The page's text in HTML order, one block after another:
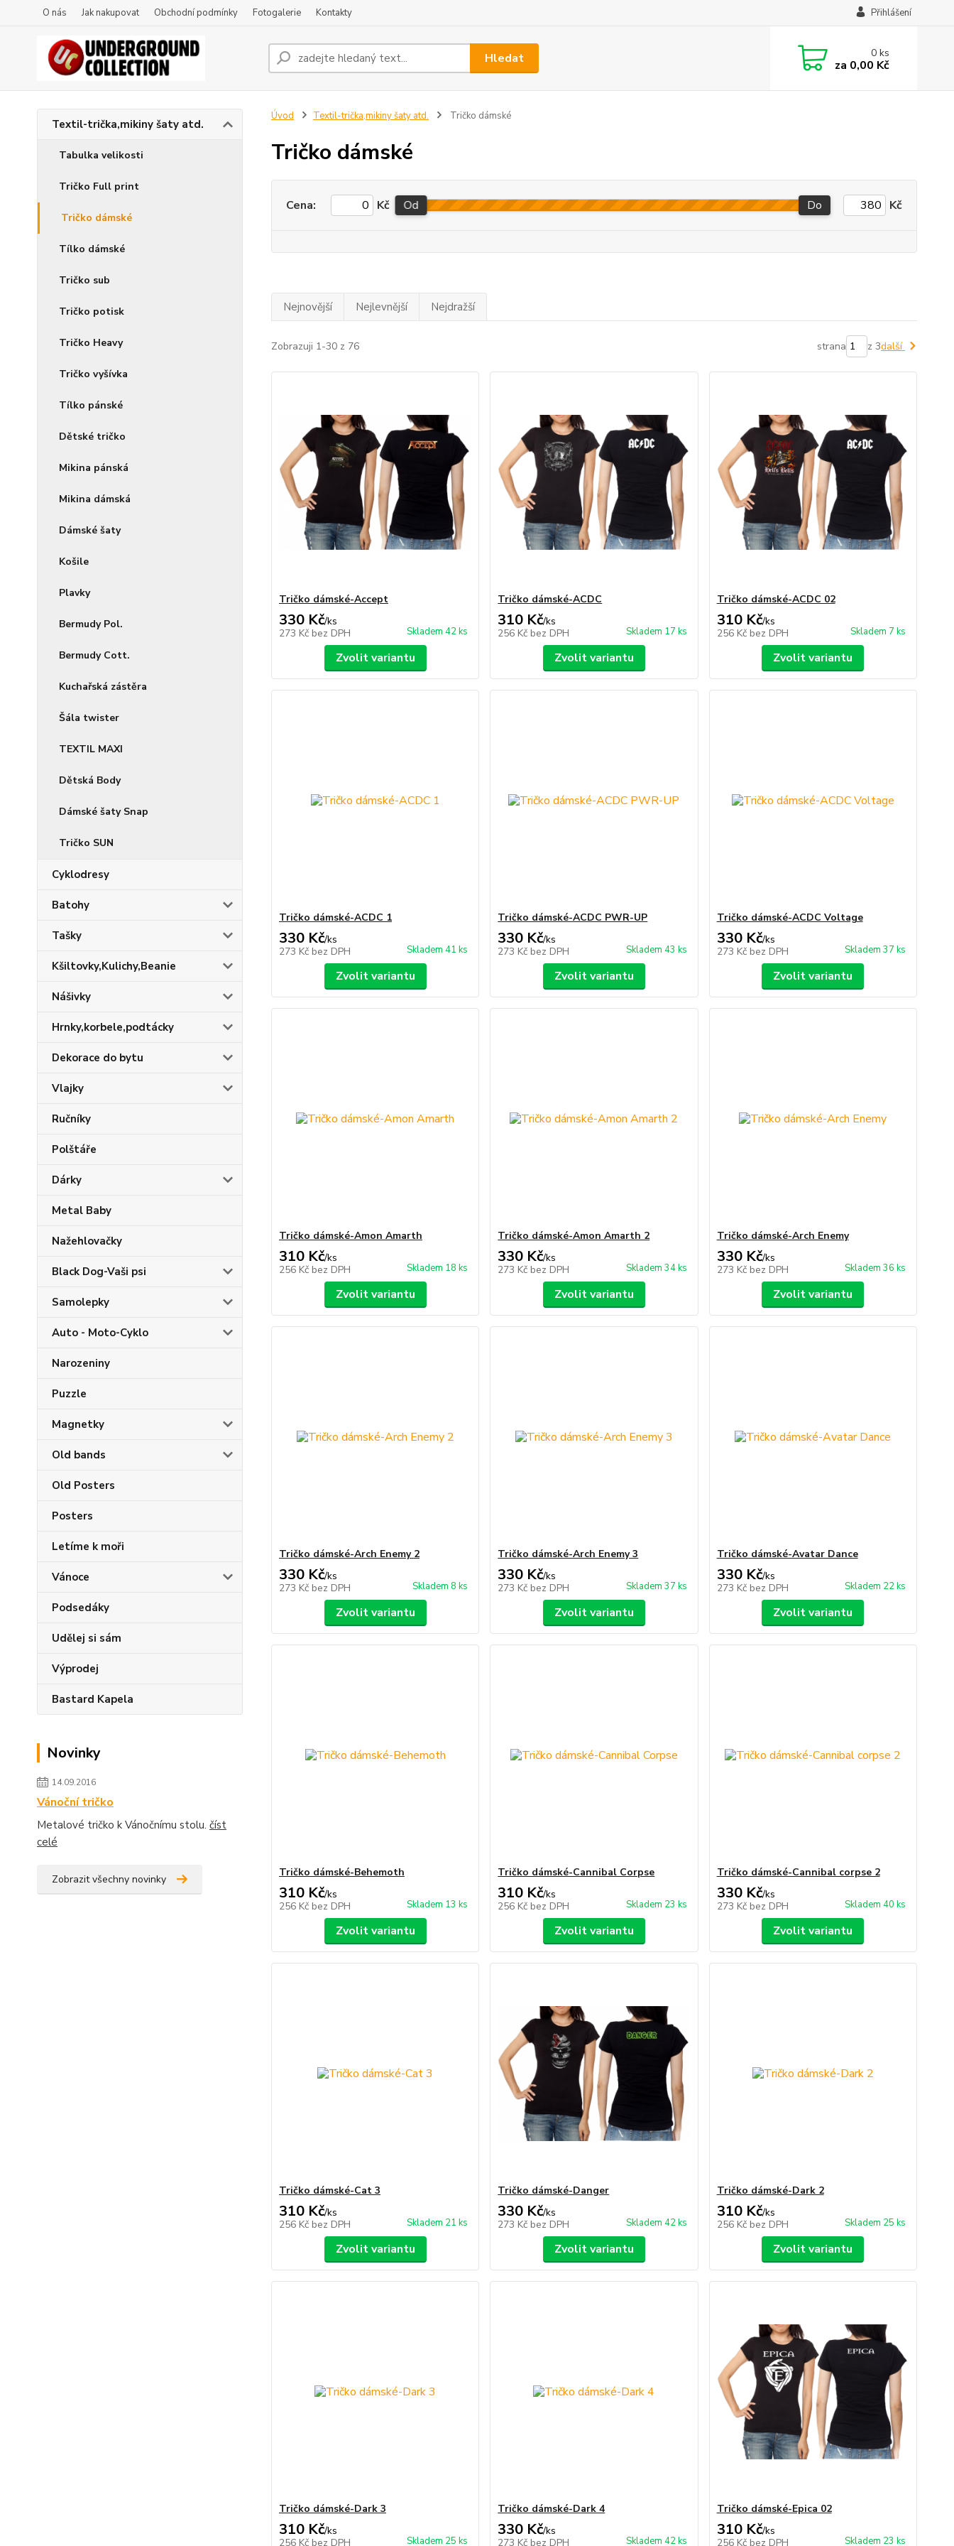
O nás Jak nakupovat Obchodní podmínky Fotogalerie Kontakty Přihlášení
Hledat 0ks
za 0,00 Kč
Textil-trička,mikiny šaty atd.
Tabulka velikosti
Tričko Full print
Tričko dámské
Tílko dámské
Tričko sub
Tričko potisk
Tričko Heavy
Tričko vyšívka
Tílko pánské
Dětské tričko
Mikina pánská
Mikina dámská
Dámské šaty
Košile
Plavky
Bermudy Pol.
Bermudy Cott.
Kuchařská zástěra
Šála twister
TEXTIL MAXI
Dětská Body
Dámské šaty Snap
Tričko SUN
Cyklodresy
Batohy
Tašky
Kšiltovky,Kulichy,Beanie
Nášivky
Hrnky,korbele,podtácky
Dekorace do bytu
Vlajky
Ručníky
Polštáře
Dárky
Metal Baby
Nažehlovačky
Black Dog-Vaši psi
Samolepky
Auto - Moto-Cyklo
Narozeniny
Puzzle
Magnetky
Old bands
Old Posters
Posters
Letíme k moři
Vánoce
Podsedáky
Udělej si sám
Výprodej
Bastard Kapela
Novinky
14.09.2016
Vánoční tričko
Metalové tričko k Vánočnímu stolu. číst
celé
Zobrazit všechny novinky
Úvod Textil-trička,mikiny šaty atd. Tričko dámské
Tričko dámské
Cena: Kč Od Do Kč
Nejnovější Nejlevnější Nejdražší
Zobrazuji 1-30 z 76 strana z 3další
Tričko dámské-Accept
330 Kč/ks
273 Kč bez DPH Skladem 42 ks
Zvolit variantu
Tričko dámské-ACDC
310 Kč/ks
256 Kč bez DPH Skladem 17 ks
Zvolit variantu
Tričko dámské-ACDC 02
310 Kč/ks
256 Kč bez DPH Skladem 7 ks
Zvolit variantu
Tričko dámské-ACDC 1
330 Kč/ks
273 Kč bez DPH Skladem 41 ks
Zvolit variantu
Tričko dámské-ACDC PWR-UP
330 Kč/ks
273 Kč bez DPH Skladem 43 ks
Zvolit variantu
Tričko dámské-ACDC Voltage
330 Kč/ks
273 Kč bez DPH Skladem 37 ks
Zvolit variantu
Tričko dámské-Amon Amarth
310 Kč/ks
256 Kč bez DPH Skladem 18 ks
Zvolit variantu
Tričko dámské-Amon Amarth 2
330 Kč/ks
273 Kč bez DPH Skladem 34 ks
Zvolit variantu
Tričko dámské-Arch Enemy
330 Kč/ks
273 Kč bez DPH Skladem 36 ks
Zvolit variantu
Tričko dámské-Arch Enemy 2
330 Kč/ks
273 Kč bez DPH Skladem 8 ks
Zvolit variantu
Tričko dámské-Arch Enemy 3
330 Kč/ks
273 Kč bez DPH Skladem 37 ks
Zvolit variantu
Tričko dámské-Avatar Dance
330 Kč/ks
273 Kč bez DPH Skladem 22 ks
Zvolit variantu
Tričko dámské-Behemoth
310 Kč/ks
256 Kč bez DPH Skladem 13 ks
Zvolit variantu
Tričko dámské-Cannibal Corpse
310 Kč/ks
256 Kč bez DPH Skladem 23 ks
Zvolit variantu
Tričko dámské-Cannibal corpse 2
330 Kč/ks
273 Kč bez DPH Skladem 40 ks
Zvolit variantu
Tričko dámské-Cat 3
310 Kč/ks
256 Kč bez DPH Skladem 21 ks
Zvolit variantu
Tričko dámské-Danger
330 Kč/ks
273 Kč bez DPH Skladem 42 ks
Zvolit variantu
Tričko dámské-Dark 2
310 Kč/ks
256 Kč bez DPH Skladem 25 ks
Zvolit variantu
Tričko dámské-Dark 3
310 Kč/ks
256 Kč bez DPH Skladem 25 ks
Tričko dámské-Dark 4
330 Kč/ks
273 Kč bez DPH Skladem 42 ks
Tričko dámské-Epica 02
310 Kč/ks
256 Kč bez DPH Skladem 23 ks